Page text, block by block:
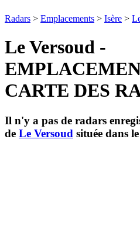
Radars > Emplacements > Isère >
Le Versoud -
CARTE DES
Il n'y a pas de radars
de Le Versoud située dans